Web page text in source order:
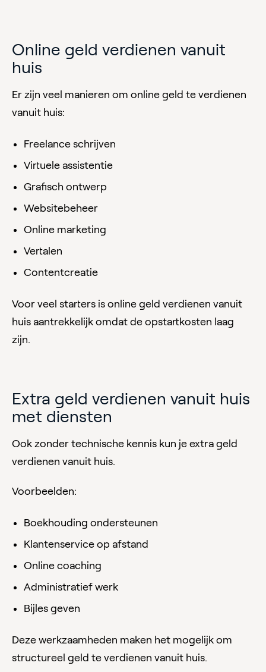
Online geld verdienen vanuit
huis
Er zijn veel manieren om online geld te verdienen
vanuit huis:
Freelance schrijven
Virtuele assistentie
Grafisch ontwerp
Websitebeheer
Online marketing
Vertalen
Contentcreatie
Voor veel starters is online geld verdienen vanuit
huis aantrekkelijk omdat de opstartkosten laag
zijn.
Extra geld verdienen vanuit huis
met diensten
Ook zonder technische kennis kun je extra geld
verdienen vanuit huis.
Voorbeelden:
Boekhouding ondersteunen
Klantenservice op afstand
Online coaching
Administratief werk
Bijles geven
Deze werkzaamheden maken het mogelijk om
structureel geld te verdienen vanuit huis.